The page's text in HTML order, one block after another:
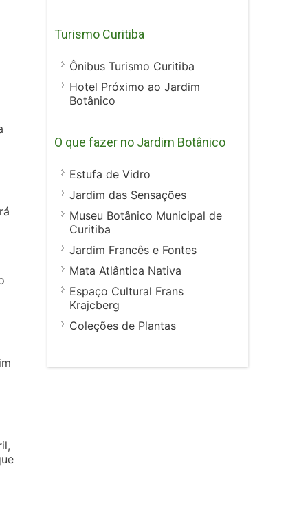
Turismo Curitiba
Ônibus Turismo Curitiba
Hotel Próximo ao Jardim
Botânico
O que fazer no Jardim Botânico
Estufa de Vidro
Jardim das Sensações
Museu Botânico Municipal de
Curitiba
Jardim Francês e Fontes
Mata Atlântica Nativa
Espaço Cultural Frans
Krajcberg
Coleções de Plantas